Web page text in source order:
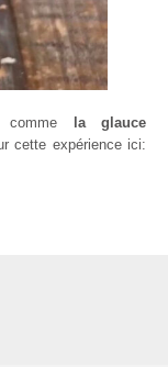
comme
la glauce
cette expérience ici: